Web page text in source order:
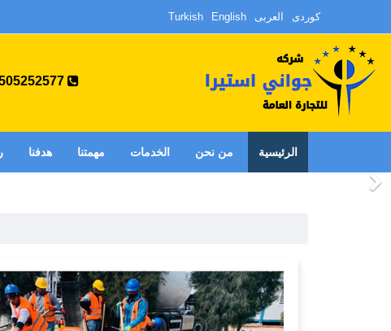
کوردی العربی English
Turkish
9647505252577+
الرئيسية من نحن الخدمات مهمتنا هدفنا